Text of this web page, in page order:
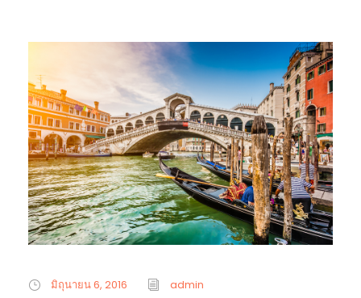
มิถุนายน 6, 2016
admin